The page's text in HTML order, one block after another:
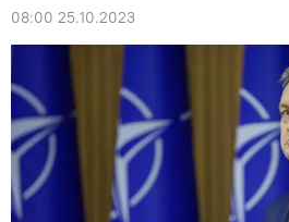
08:00 25.10.2023